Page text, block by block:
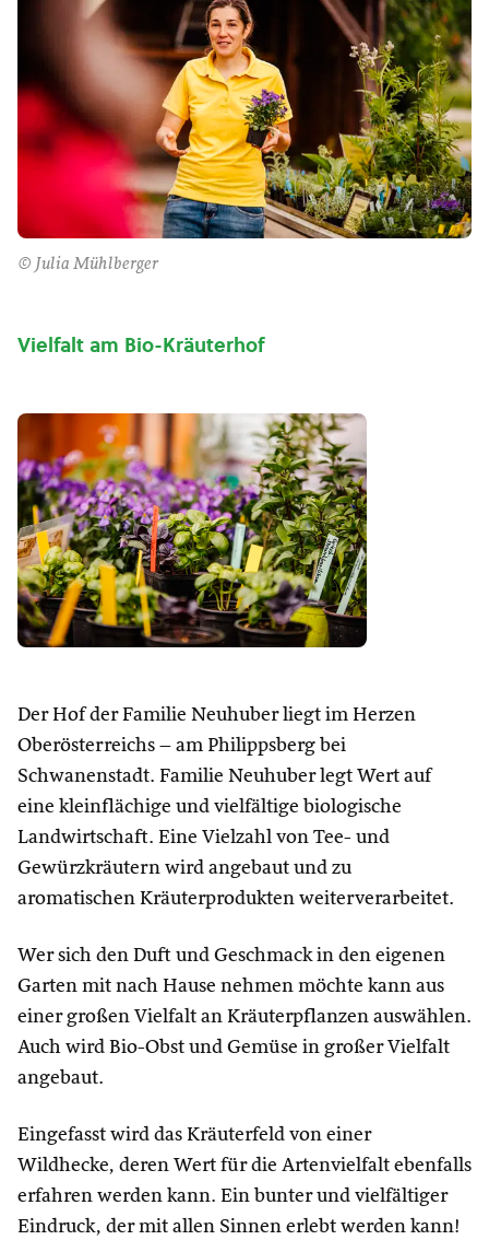
© Julia Mühlberger
Vielfalt am Bio-Kräuterhof
Der Hof der Familie Neuhuber liegt im Herzen
Oberösterreichs – am Philippsberg bei
Schwanenstadt. Familie Neuhuber legt Wert auf
eine kleinflächige und vielfältige biologische
Landwirtschaft. Eine Vielzahl von Tee- und
Gewürzkräutern wird angebaut und zu
aromatischen Kräuterprodukten weiterverarbeitet.
Wer sich den Duft und Geschmack in den eigenen
Garten mit nach Hause nehmen möchte kann aus
einer großen Vielfalt an Kräuterpflanzen auswählen.
Auch wird Bio-Obst und Gemüse in großer Vielfalt
angebaut.
Eingefasst wird das Kräuterfeld von einer
Wildhecke, deren Wert für die Artenvielfalt ebenfalls
erfahren werden kann. Ein bunter und vielfältiger
Eindruck, der mit allen Sinnen erlebt werden kann!